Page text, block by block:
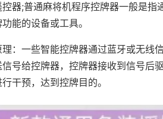
器;普通麻将机程序控牌器一般是指
能的设备或工具。
：一些智能控牌器通过蓝牙或无线
号给控牌器，控牌器接收到信号后
干预，达到控牌目的。